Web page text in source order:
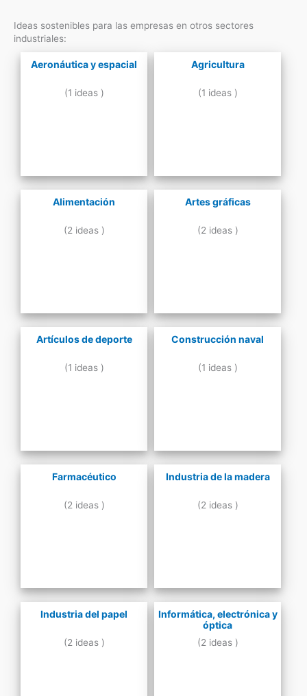
Ideas sostenibles para las empresas en otros sectores
industriales:
Aeronáutica y espacial
(1 ideas )
Agricultura
(1 ideas )
Alimentación
(2 ideas )
Artes gráficas
(2 ideas )
Artículos de deporte
(1 ideas )
Construcción naval
(1 ideas )
Farmacéutico
(2 ideas )
Industria de la madera
(2 ideas )
Industria del papel
(2 ideas )
Informática, electrónica y
óptica
(2 ideas )